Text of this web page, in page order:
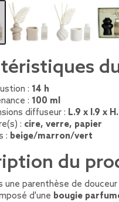
: 14 h
: 100 ml
diffuseur : L.9 x l.9 x
: cire, verre, papier
: beige/marron/vert
du
une parenthèse de douceur
d'une bougie